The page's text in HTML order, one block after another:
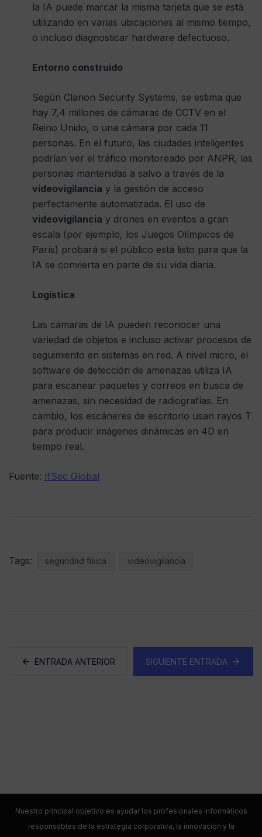
la IA puede marcar la misma tarjeta que se está
utilizando en varias ubicaciones al mismo tiempo,
o incluso diagnosticar hardware defectuoso.
Entorno construido
Según Clarion Security Systems, se estima que
hay 7,4 millones de cámaras de CCTV en el
Reino Unido, o una cámara por cada 11
personas. En el futuro, las ciudades inteligentes
podrían ver el tráfico monitoreado por ANPR, las
personas mantenidas a salvo a través de la
videovigilancia y la gestión de acceso
perfectamente automatizada. El uso de
videovigilancia y drones en eventos a gran
escala (por ejemplo, los Juegos Olímpicos de
París) probará si el público está listo para que la
IA se convierta en parte de su vida diaria.
Logística
Las cámaras de IA pueden reconocer una
variedad de objetos e incluso activar procesos de
seguimiento en sistemas en red. A nivel micro, el
software de detección de amenazas utiliza IA
para escanear paquetes y correos en busca de
amenazas, sin necesidad de radiografías. En
cambio, los escáneres de escritorio usan rayos T
para producir imágenes dinámicas en 4D en
tiempo real.
Fuente: IfSec Global
Tags: seguridad física videovigilancia
ENTRADA ANTERIOR SIGUIENTE ENTRADA
Nuestro principal objetivo es ayudar los profesionales informáticos
responsables de la estrategia corporativa, la innovación y la